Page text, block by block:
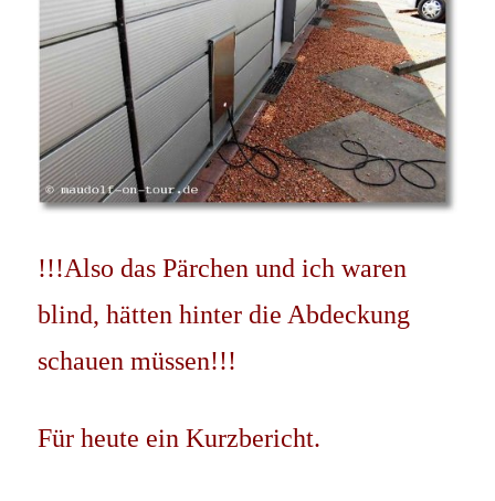
!!!Also das Pärchen und ich waren
blind, hätten hinter die Abdeckung
schauen müssen!!!
Für heute ein Kurzbericht.